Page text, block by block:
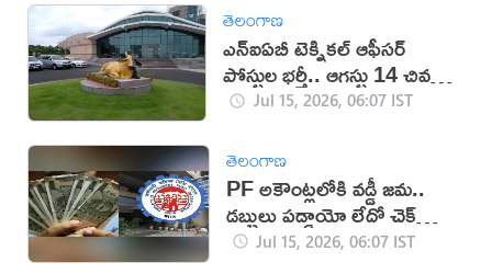
తెలంగాణ
ఎన్ఐఏబీ టెక్నికల్ ఆఫీసర్
పోస్టుల భర్తీ.. ఆగస్టు 14 చివరి
తేదీ Jul 15, 2026, 06:07 IST
తెలంగాణ
PF అకౌంట్లలోకి వడ్డీ జమ..
డబ్బులు పడ్డాయో లేదో చెక్
చేసుకోండి ఇలా!
Jul 15, 2026, 06:07 IST